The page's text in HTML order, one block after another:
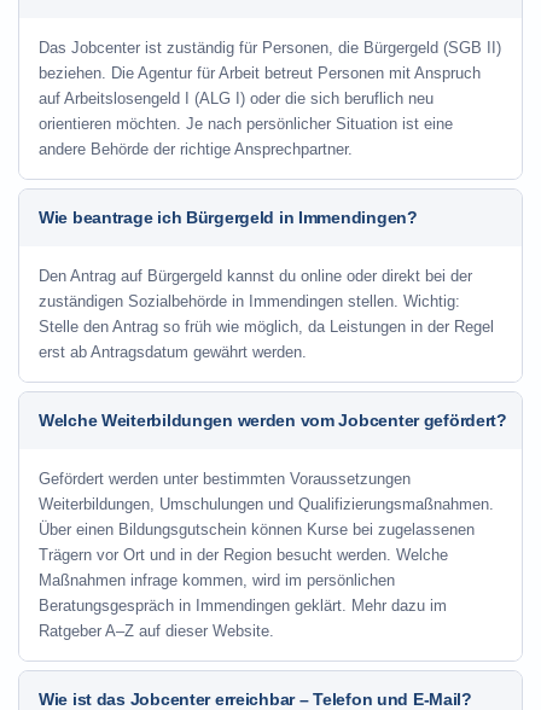
Das Jobcenter ist zuständig für Personen, die Bürgergeld (SGB II)
beziehen. Die Agentur für Arbeit betreut Personen mit Anspruch
auf Arbeitslosengeld I (ALG I) oder die sich beruflich neu
orientieren möchten. Je nach persönlicher Situation ist eine
andere Behörde der richtige Ansprechpartner.
Wie beantrage ich Bürgergeld in Immendingen?
Den Antrag auf Bürgergeld kannst du online oder direkt bei der
zuständigen Sozialbehörde in Immendingen stellen. Wichtig:
Stelle den Antrag so früh wie möglich, da Leistungen in der Regel
erst ab Antragsdatum gewährt werden.
Welche Weiterbildungen werden vom Jobcenter gefördert?
Gefördert werden unter bestimmten Voraussetzungen
Weiterbildungen, Umschulungen und Qualifizierungsmaßnahmen.
Über einen Bildungsgutschein können Kurse bei zugelassenen
Trägern vor Ort und in der Region besucht werden. Welche
Maßnahmen infrage kommen, wird im persönlichen
Beratungsgespräch in Immendingen geklärt. Mehr dazu im
Ratgeber A–Z auf dieser Website.
Wie ist das Jobcenter erreichbar – Telefon und E-Mail?